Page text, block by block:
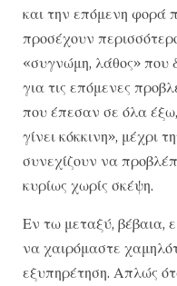
και την επόμενη φορά
προσέχουν
«συγνώμη, λάθος» που
για τις επόμενες
που έπεσαν σε όλα
γίνει κόκκινη»,
συνεχίζουν να
κυρίως χωρίς σκέψη.
Εν τω μεταξύ, βέβαια,
να χαιρόμαστε
εξυπηρέτηση. Απλώς